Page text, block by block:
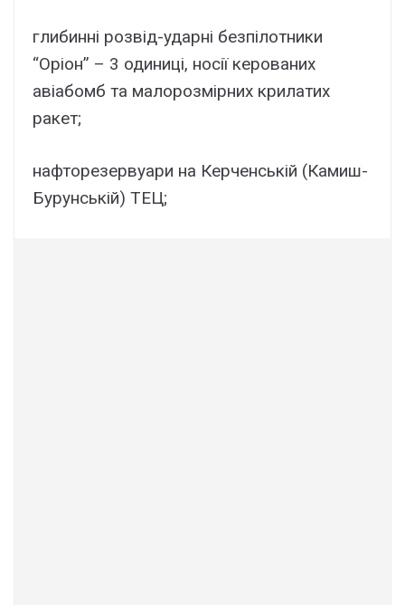
глибинні розвід-ударні безпілотники
“Оріон” – 3 одиниці, носії керованих
авіабомб та малорозмірних крилатих
ракет;
нафторезервуари на Керченській (Камиш-
Бурунській) ТЕЦ;